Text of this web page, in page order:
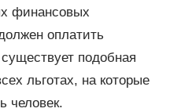
финансовых
оплатить
подобная
льготах, на которые
человек.